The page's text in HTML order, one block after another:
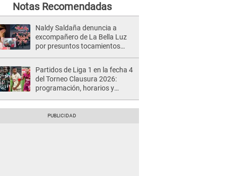
Notas Recomendadas
Naldy Saldaña denuncia a
excompañero de La Bella Luz
por presuntos tocamientos
Partidos de Liga 1 en la fecha 4
del Torneo Clausura 2026:
programación, horarios y